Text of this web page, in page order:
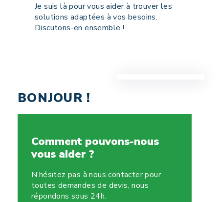
Je suis là pour vous aider à trouver les
solutions adaptées à vos besoins.
Discutons-en ensemble !
BONJOUR !
Comment pouvons-nous
vous aider ?
N’hésitez pas à nous contacter pour
toutes demandes de devis, nous
répondons sous 24h.